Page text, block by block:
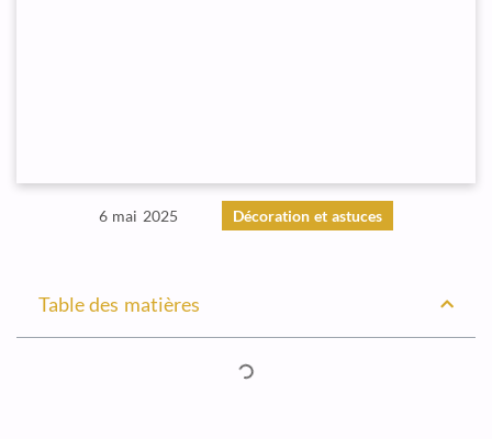
6 mai 2025 Décoration et astuces
Table des matières